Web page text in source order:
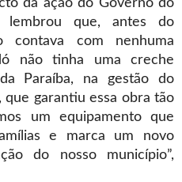
lembrou que, antes do
contava com nenhuma
não tinha uma creche
Paraíba, na gestão do
que garantiu essa obra tão
um equipamento que
e marca um novo
do nosso município”,